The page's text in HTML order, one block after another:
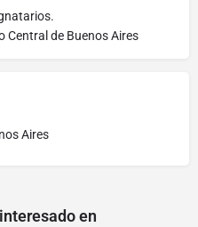
Central de Buenos Aires
Aires
en